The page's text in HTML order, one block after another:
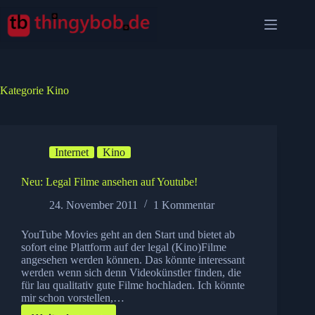
Inhalt
springen
Kategorie Kino
Internet Kino
Neu: Legal Filme ansehen auf Youtube!
24. November 2011
1 Kommentar
YouTube Movies geht an den Start und bietet ab
sofort eine Plattform auf der legal (Kino)Filme
angesehen werden können. Das könnte interessant
werden wenn sich denn Videokünstler finden, die
für lau qualitativ gute Filme hochladen. Ich könnte
mir schon vorstellen,…